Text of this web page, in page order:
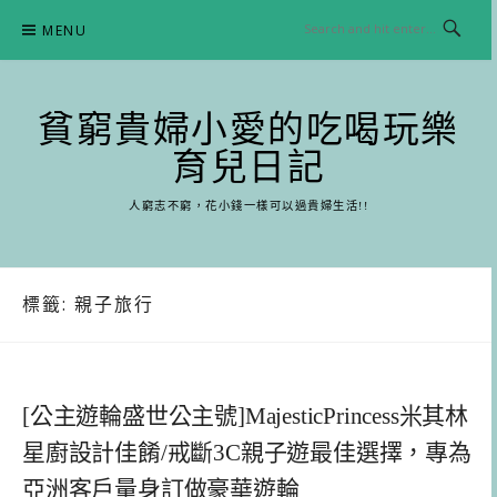
content
MENU
貧窮貴婦小愛的吃喝玩樂
育兒日記
人窮志不窮，花小錢一樣可以過貴婦生活!!
標籤: 親子旅行
[公主遊輪盛世公主號]MajesticPrincess米其林
星廚設計佳餚/戒斷3C親子遊最佳選擇，專為
亞洲客戶量身訂做豪華遊輪